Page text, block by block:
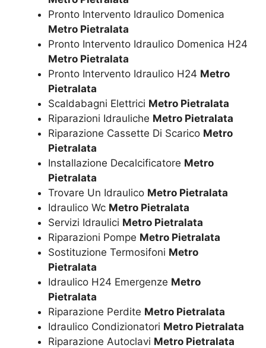
Pronto Intervento Idraulico Domenica
Metro Pietralata
Pronto Intervento Idraulico Domenica H24
Metro Pietralata
Pronto Intervento Idraulico H24 Metro
Pietralata
Scaldabagni Elettrici Metro Pietralata
Riparazioni Idrauliche Metro Pietralata
Riparazione Cassette Di Scarico Metro
Pietralata
Installazione Decalcificatore Metro
Pietralata
Trovare Un Idraulico Metro Pietralata
Idraulico Wc Metro Pietralata
Servizi Idraulici Metro Pietralata
Riparazioni Pompe Metro Pietralata
Sostituzione Termosifoni Metro
Pietralata
Idraulico H24 Emergenze Metro
Pietralata
Riparazione Perdite Metro Pietralata
Idraulico Condizionatori Metro Pietralata
Riparazione Autoclavi Metro Pietralata